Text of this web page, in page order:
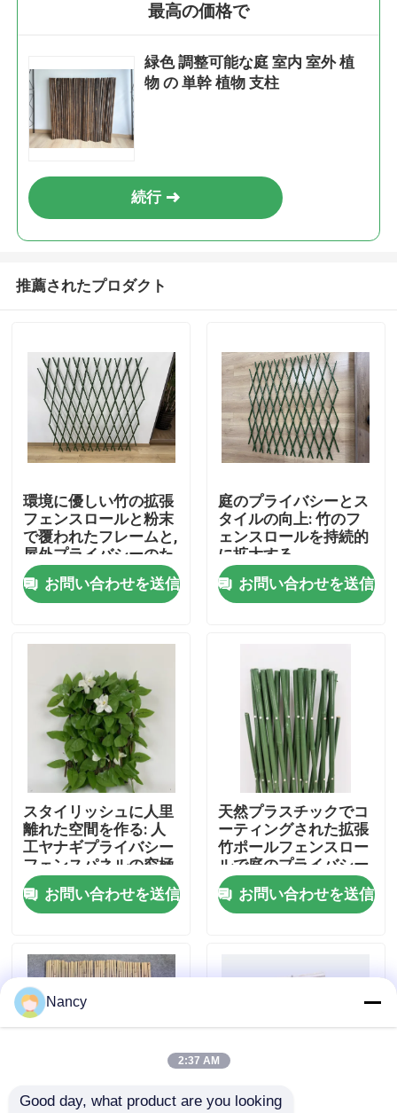
家
ビデオ
私達について
工場旅行
品質管理
ニュース
タケ原料
最高の価格で
緑色 調整可能な庭 室内 室外 植
物 の 単幹 植物 支柱
続行
推薦されたプロダクト
環境に優しい竹の拡張
フェンスロールと粉末
で覆われたフレームと,
屋外プライバシーのた
めにカスタマイズされ
たサイズ
お問い合わせを送信
庭のプライバシーとス
タイルの向上: 竹のフ
ェンスロールを持続的
に拡大する
お問い合わせを送信
スタイリッシュに人里
離れた空間を作る: 人
工ヤナギプライバシー
フェンスパネルの究極
ガイド
お問い合わせを送信
天然プラスチックでコ
ーティングされた拡張
竹ポールフェンスロー
ルで庭のプライバシー
を強化
お問い合わせを送信
Nancy
2:37 AM
Good day, what product are you looking